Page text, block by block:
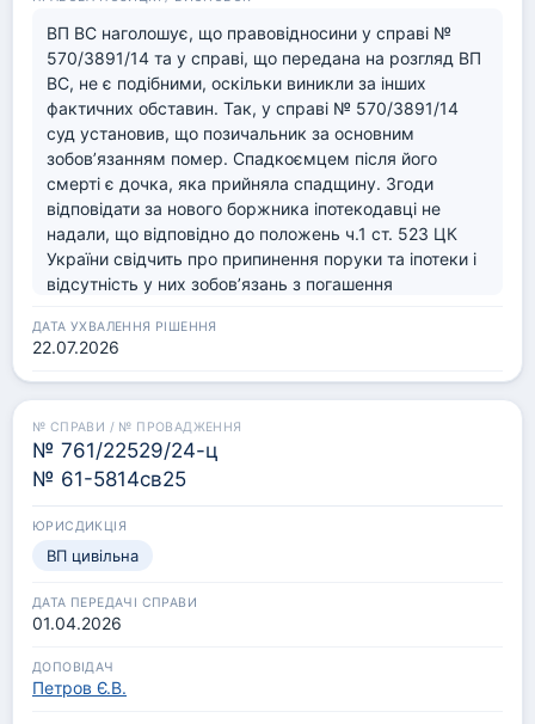
ВП ВС наголошує, що правовідносини у справі №
570/3891/14 та у справі, що передана на розгляд ВП
ВС, не є подібними, оскільки виникли за інших
фактичних обставин. Так, у справі № 570/3891/14
суд установив, що позичальник за основним
зобов’язанням помер. Спадкоємцем після його
смерті є дочка, яка прийняла спадщину. Згоди
відповідати за нового боржника іпотекодавці не
надали, що відповідно до положень ч.1 ст. 523 ЦК
України свідчить про припинення поруки та іпотеки і
відсутність у них зобов’язань з погашення
числі за рахунок предмета іпотеки.
За таких фактичних обставин справи суд вказав, що
твердження про те, що ч.1 ст. 523 ЦК України не
спадкуванні не є достатньо обґрунтованим і таким,
що дозволяє зробити законний виняток з випадків
правонаступництва боржника, які за правилами ст.
523 ЦК України можуть бути підставою для
припинення поруки чи застави (п.п. 10.6, 10.7
постанови ВП ВС від 04.07.2023 у справі №
У справі, яка передана на розгляд ВП ВС,
встановлено, що після смерті боржника за
кредитним договором його заміна на спадкоємців
фактично не відбулася, оскільки спадкоємці
22.07.2026
ВП цивільна
№ 761/22529/24-ц
№ 61-5814св25
01.04.2026
Петров Є.В.